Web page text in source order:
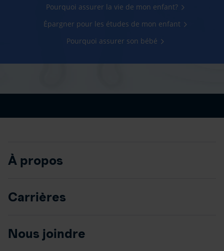
Pourquoi assurer la vie de mon enfant?
Épargner pour les études de mon enfant
Pourquoi assurer son bébé
À propos
Carrières
Nous joindre